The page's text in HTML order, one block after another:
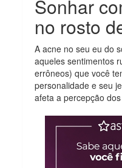
Sonhar
no rosto
A acne no seu eu do
aqueles sentimentos
errôneos) que você
personalidade e seu
afeta a percepção